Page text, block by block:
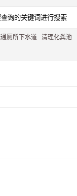
厕所下水道 清理化粪池